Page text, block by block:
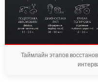
Таймлайн этапов